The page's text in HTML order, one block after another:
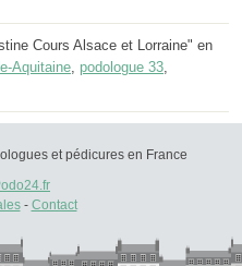
Cours Alsace et Lorraine" en
Aquitaine, podologue 33,
et pédicures en France
- Contact